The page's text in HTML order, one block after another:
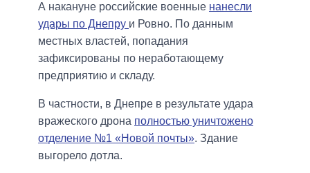
А накануне российские военные нанесли
удары по Днепру и Ровно. По данным
местных властей, попадания
зафиксированы по неработающему
предприятию и складу.
В частности, в Днепре в результате удара
вражеского дрона полностью уничтожено
отделение №1 «Новой почты». Здание
выгорело дотла.